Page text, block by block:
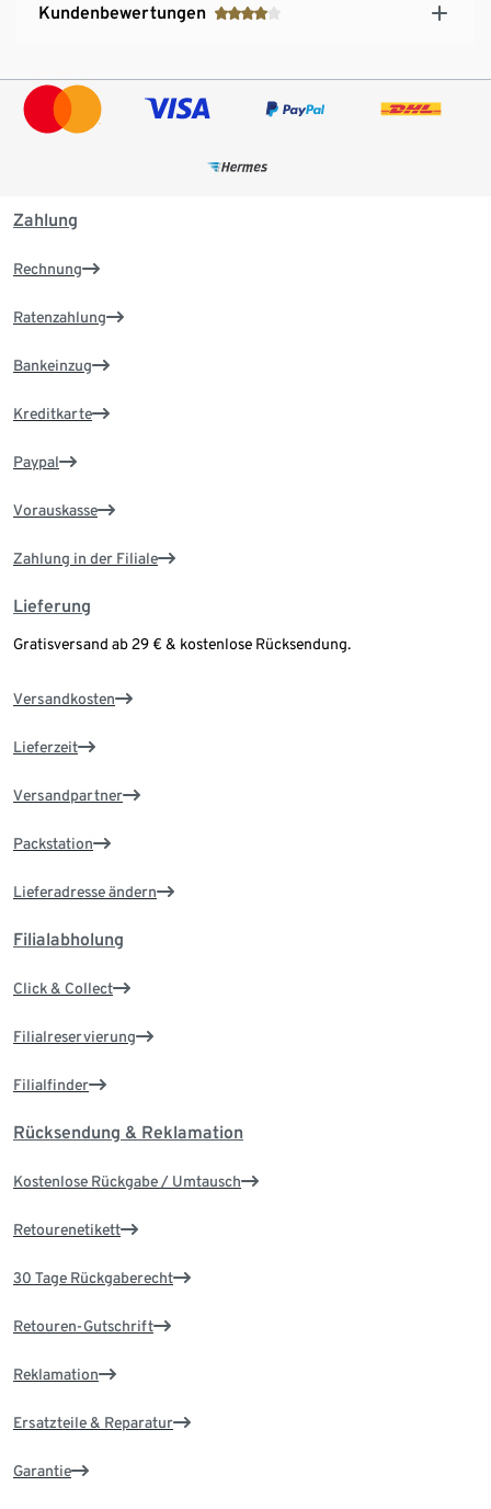
Kundenbewertungen
Zahlung
Rechnung
Ratenzahlung
Bankeinzug
Kreditkarte
Paypal
Vorauskasse
Zahlung in der Filiale
Lieferung
Gratisversand ab 29 € & kostenlose Rücksendung.
Versandkosten
Lieferzeit
Versandpartner
Packstation
Lieferadresse ändern
Filialabholung
Click & Collect
Filialreservierung
Filialfinder
Rücksendung & Reklamation
Kostenlose Rückgabe / Umtausch
Retourenetikett
30 Tage Rückgaberecht
Retouren-Gutschrift
Reklamation
Ersatzteile & Reparatur
Garantie